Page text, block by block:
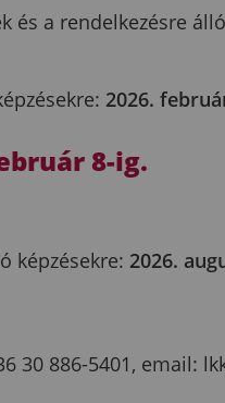
és a rendelkezésre
2026.
8-ig.
képzésekre: 2026.
30 886-5401, email: